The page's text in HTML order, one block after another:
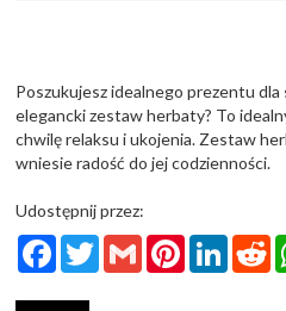
Poszukujesz idealnego prezentu dla
elegancki zestaw herbaty? To
chwilę relaksu i ukojenia. Zestaw
wniesie radość do jej codzienności.
Udostępnij przez:
FacebookTwitterGmail Pinterest